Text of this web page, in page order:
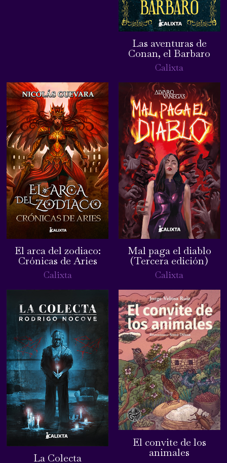
Las aventuras de
Conan, el Barbaro
Calixta
El arca del zodiaco:
Crónicas de Aries
Calixta
Mal paga el diablo
(Tercera edición)
Calixta
La Colecta
El convite de los
animales